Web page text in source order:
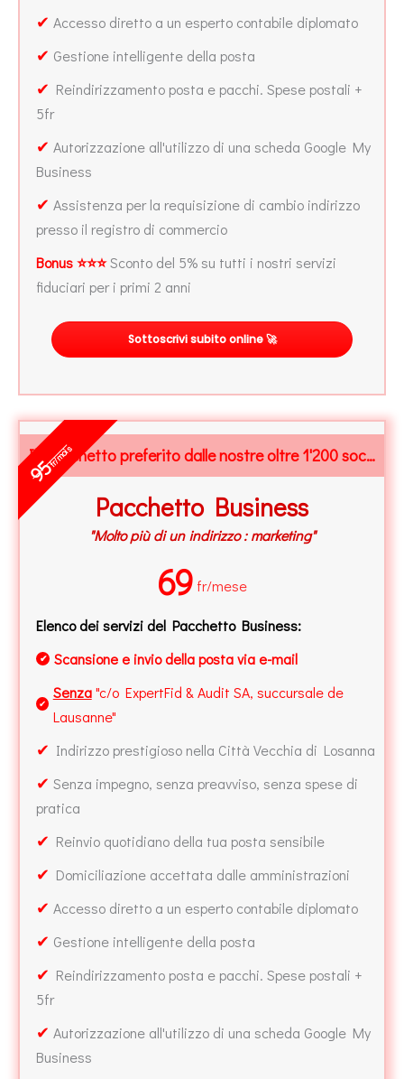
✔ Accesso diretto a un esperto contabile diplomato
✔ Gestione intelligente della posta
✔ Reindirizzamento posta e pacchi. Spese postali +
5fr
✔ Autorizzazione all'utilizzo di una scheda Google My
Business
✔ Assistenza per la requisizione di cambio indirizzo
presso il registro di commercio
Bonus ⭐⭐⭐Sconto del 5% su tutti i nostri servizi
fiduciari per i primi 2 anni
Sottoscrivi subito online 🚀
Il Pacchetto preferito dalle nostre oltre 1'200 società
Pacchetto Business
"Molto più di un indirizzo : marketing"
69 fr/mese
Elenco dei servizi del Pacchetto Business:
✔ Scansione e invio della posta via e-mail
✔
Senza"c/o ExpertFid & Audit SA, succursale de
Lausanne"
✔ Indirizzo prestigioso nella Città Vecchia di Losanna
✔ Senza impegno, senza preavviso, senza spese di
pratica
✔ Reinvio quotidiano della tua posta sensibile
✔ Domiciliazione accettata dalle amministrazioni
✔ Accesso diretto a un esperto contabile diplomato
✔ Gestione intelligente della posta
✔ Reindirizzamento posta e pacchi. Spese postali +
5fr
✔ Autorizzazione all'utilizzo di una scheda Google My
Business
95fr/mois